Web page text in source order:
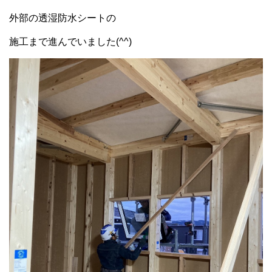
外部の透湿防水シートの
施工まで進んでいました(^^)